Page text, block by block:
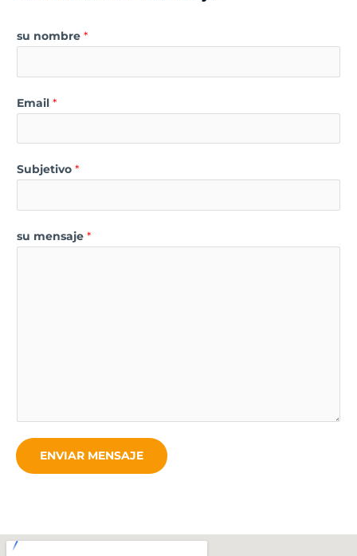
su nombre *
Email *
Subjetivo *
su mensaje *
ENVIAR MENSAJE